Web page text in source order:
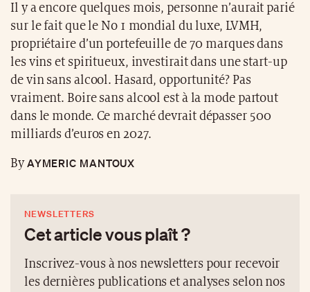
Il y a encore quelques mois, personne n’aurait parié
sur le fait que le No 1 mondial du luxe, LVMH,
propriétaire d’un portefeuille de 70 marques dans
les vins et spiritueux, investirait dans une start-up
de vin sans alcool. Hasard, opportunité? Pas
vraiment. Boire sans alcool est à la mode partout
dans le monde. Ce marché devrait dépasser 500
milliards d’euros en 2027.
ByAYMERIC MANTOUX
NEWSLETTERS
Cet article vous plaît ?
Inscrivez-vous à nos newsletters pour recevoir
les dernières publications et analyses selon nos